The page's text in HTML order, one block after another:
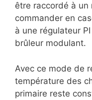
être raccordé à un
commander en
à une régulateur
brûleur modulant.
Avec ce mode de
température des
primaire reste